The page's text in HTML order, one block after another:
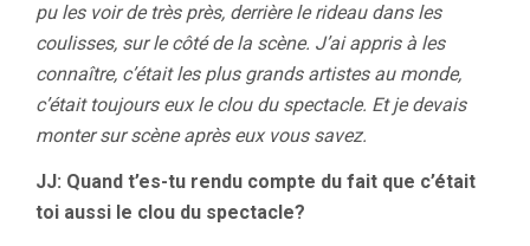
pu les voir de très près, derrière le rideau dans les
coulisses, sur le côté de la scène. J’ai appris à les
connaître, c’était les plus grands artistes au monde,
c’était toujours eux le clou du spectacle. Et je devais
monter sur scène après eux vous savez.
JJ: Quand t’es-tu rendu compte du fait que c’était
toi aussi le clou du spectacle?